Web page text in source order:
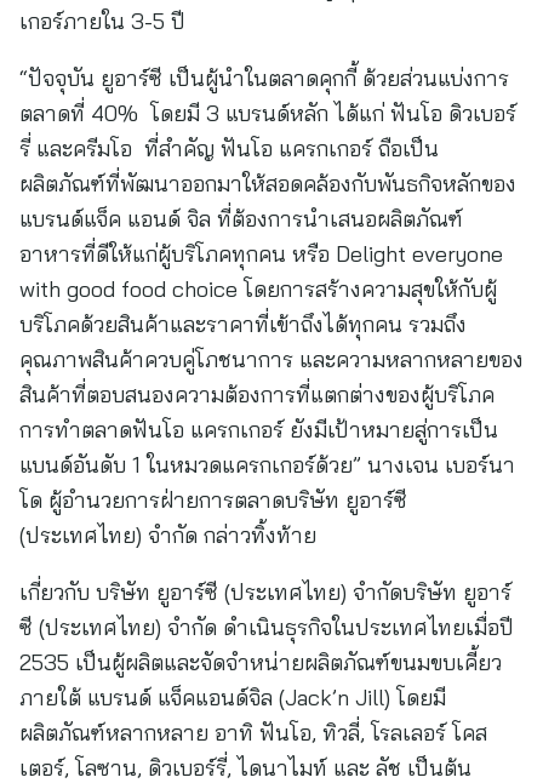
เกอร์ภายใน 3-5 ปี
“ปัจจุบัน ยูอาร์ซี เป็นผู้นำในตลาดคุกกี้ ด้วยส่วนแบ่งการ
ตลาดที่ 40% โดยมี 3 แบรนด์หลัก ได้แก่ ฟันโอ ดิวเบอร์
รี่ และครีมโอ ที่สำคัญ ฟันโอ แครกเกอร์ ถือเป็น
ผลิตภัณฑ์ที่พัฒนาออกมาให้สอดคล้องกับพันธกิจหลักของ
แบรนด์แจ็ค แอนด์ จิล ที่ต้องการนำเสนอผลิตภัณฑ์
อาหารที่ดีให้แก่ผู้บริโภคทุกคน หรือ Delight everyone
with good food choice โดยการสร้างความสุขให้กับผู้
บริโภคด้วยสินค้าและราคาที่เข้าถึงได้ทุกคน รวมถึง
คุณภาพสินค้าควบคู่โภชนาการ และความหลากหลายของ
สินค้าที่ตอบสนองความต้องการที่แตกต่างของผู้บริโภค
การทำตลาดฟันโอ แครกเกอร์ ยังมีเป้าหมายสู่การเป็น
แบนด์อันดับ 1 ในหมวดแครกเกอร์ด้วย” นางเจน เบอร์นา
โด ผู้อำนวยการฝ่ายการตลาดบริษัท ยูอาร์ซี
(ประเทศไทย) จำกัด กล่าวทิ้งท้าย
เกี่ยวกับ บริษัท ยูอาร์ซี (ประเทศไทย) จำกัดบริษัท ยูอาร์
ซี (ประเทศไทย) จำกัด ดำเนินธุรกิจในประเทศไทยเมื่อปี
2535 เป็นผู้ผลิตและจัดจำหน่ายผลิตภัณฑ์ขนมขบเคี้ยว
ภายใต้ แบรนด์ แจ็คแอนด์จิล (Jack’n Jill) โดยมี
ผลิตภัณฑ์หลากหลาย อาทิ ฟันโอ, ทิวลี่, โรลเลอร์ โคส
เตอร์, โลซาน, ดิวเบอร์รี่, ไดนาไมท์ และ ลัช เป็นต้น